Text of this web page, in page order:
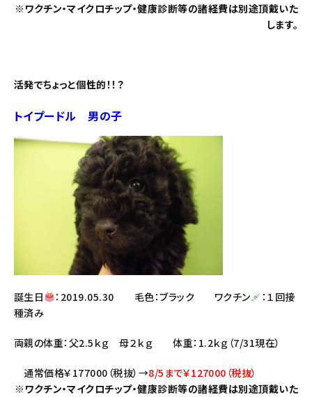
※ワクチン・マイクロチップ・健康診断等の諸経費は別途頂戴いた
します。
活発でちょっと個性的！！？
トイプードル 男の子
誕生日 ：2019.05.30 毛色：ブラック ワクチン
：１回接
種済み
両親の体重：父2.5ｋｇ 母２ｋｇ 体重：1.2ｋｇ（7/31現在）
通常価格￥177000（税抜）→8/5まで￥127000（税抜）
※ワクチン・マイクロチップ・健康診断等の諸経費は別途頂戴いた